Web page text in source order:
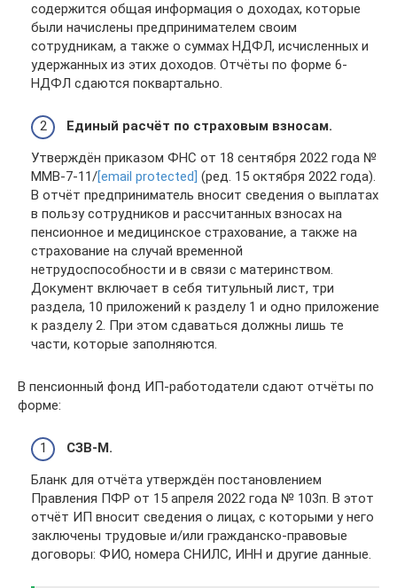
содержится общая информация о доходах, которые
были начислены предпринимателем своим
сотрудникам, а также о суммах НДФЛ, исчисленных и
удержанных из этих доходов. Отчёты по форме 6-
НДФЛ сдаются поквартально.
Единый расчёт по страховым взносам.
Утверждён приказом ФНС от 18 сентября 2022 года №
ММВ-7-11/[email protected] (ред. 15 октября 2022 года).
В отчёт предприниматель вносит сведения о выплатах
в пользу сотрудников и рассчитанных взносах на
пенсионное и медицинское страхование, а также на
страхование на случай временной
нетрудоспособности и в связи с материнством.
Документ включает в себя титульный лист, три
раздела, 10 приложений к разделу 1 и одно приложение
к разделу 2. При этом сдаваться должны лишь те
части, которые заполняются.
В пенсионный фонд ИП-работодатели сдают отчёты по
форме:
СЗВ-М.
Бланк для отчёта утверждён постановлением
Правления ПФР от 15 апреля 2022 года № 103п. В этот
отчёт ИП вносит сведения о лицах, с которыми у него
заключены трудовые и/или гражданско-правовые
договоры: ФИО, номера СНИЛС, ИНН и другие данные.